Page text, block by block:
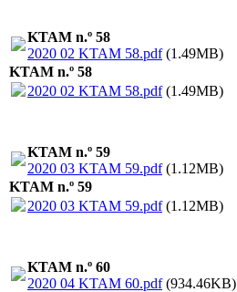
KTAM n.º 58
2020 02 KTAM 58.pdf(1.49MB)
KTAM n.º 58
2020 02 KTAM 58.pdf(1.49MB)
KTAM n.º 59
2020 03 KTAM 59.pdf(1.12MB)
KTAM n.º 59
2020 03 KTAM 59.pdf(1.12MB)
KTAM n.º 60
2020 04 KTAM 60.pdf(934.46KB)